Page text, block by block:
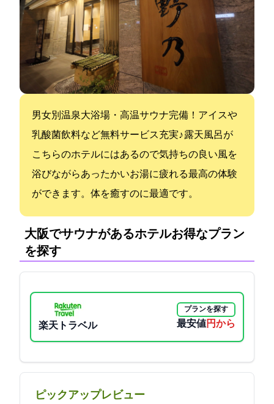
男女別温泉大浴場・高温サウナ完備！アイスや
乳酸菌飲料など無料サービス充実♪ 露天風呂が
こちらのホテルにはあるので気持ちの良い風を
浴びながらあったかいお湯に疲れる最高の体験
ができます。体を癒すのに最適です。
大阪でサウナがあるホテル:お得なプラン
を探す
楽天トラベル
プランを探す
最安値9000円から
ピックアップレビュー